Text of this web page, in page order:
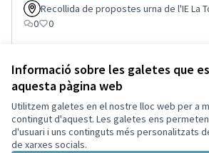
Informació sobre les galetes que
aquesta pàgina web
Utilitzem galetes en el nostre lloc web per a
contingut d'aquest. Les galetes ens
d'usuari i uns continguts més personalitzats
de xarxes socials.
Recollida de propostes urna de l'IE La
0
0
Termes i condicions d'ús
Configuració de les galetes
Decidim Palautordera a Facebook
(Enllaç extern)
Decidim Palautordera a Instagram
(Enllaç extern)
Decidim Palautordera a YouTube
(Enllaç extern)
Triar la llenguaElegir el idioma